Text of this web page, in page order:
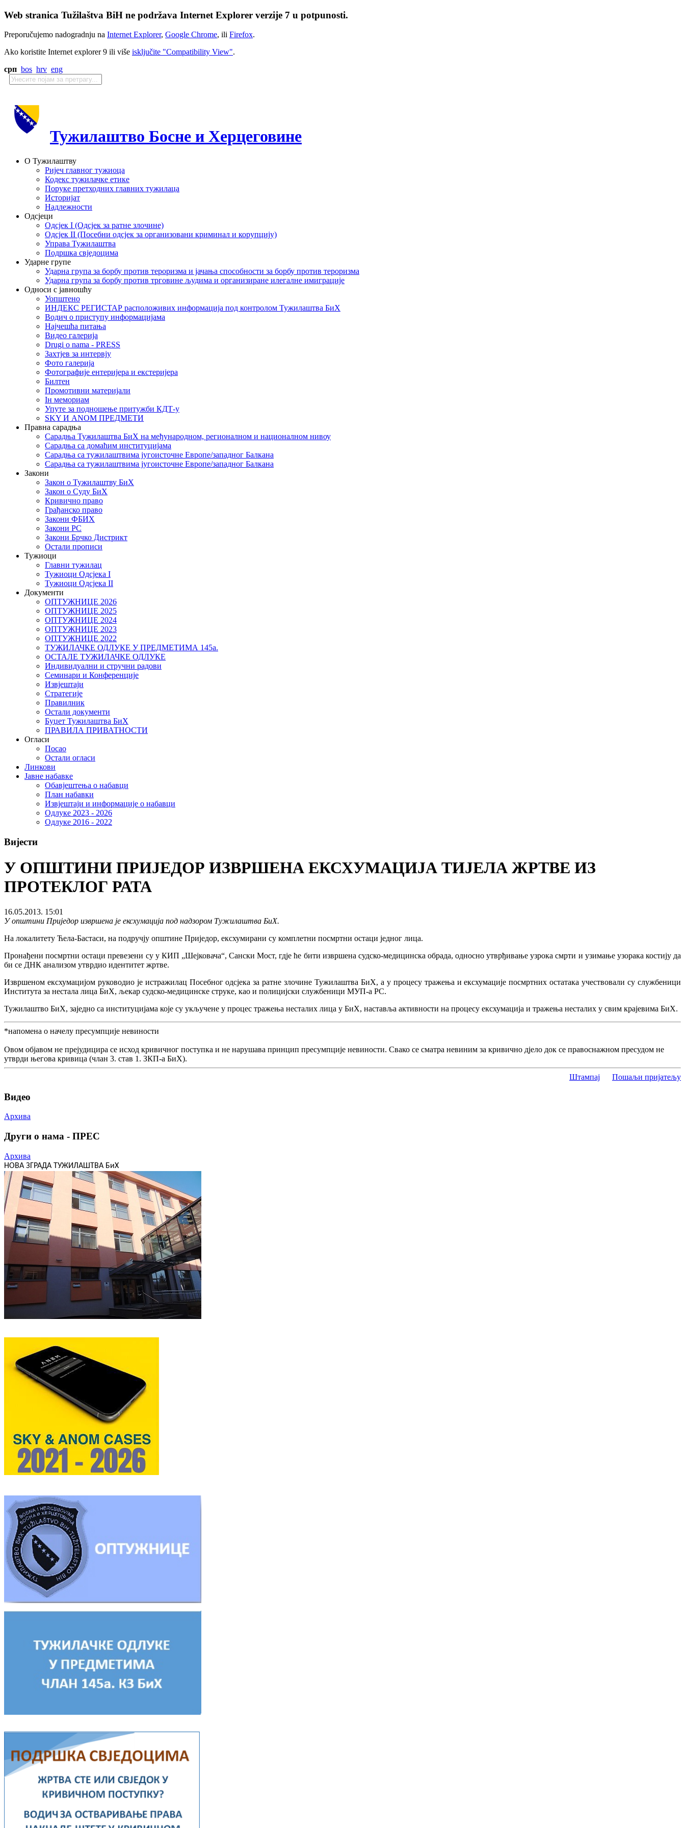
Web stranica Tužilaštva BiH ne podržava Internet Explorer verzije 7 u potpunosti.
Preporučujemo nadogradnju na Internet Explorer, Google Chrome, ili Firefox.
Ako koristite Internet explorer 9 ili više isključite "Compatibility View".
срп bos hrv eng
Тужилаштво Босне и Херцеговине
О Тужилаштву
Ријеч главног тужиоца
Кодекс тужилачке етике
Поруке претходних главних тужилаца
Историјат
Надлежности
Одсјеци
Одсјек I (Одсјек за ратне злочине)
Одсјек II (Посебни одсјек за организовани криминал и корупцију)
Управа Тужилаштва
Подршка свједоцима
Ударне групе
Ударна група за борбу против тероризма и јачања способности за борбу против тероризма
Ударна група за борбу против трговине људима и организиране илегалне имиграције
Односи с јавношћу
Уопштено
ИНДЕКС РЕГИСТАР расположивих информација под контролом Тужилаштва БиХ
Водич о приступу информацијама
Најчешћа питања
Видео галерија
Drugi o nama - PRESS
Захтјев за интервју
Фото галерија
Фотографије ентеријера и екстеријера
Билтен
Промотивни материјали
Iн мемориам
Упуте за подношење притужби КДТ-у
SKY И ANOM ПРЕДМЕТИ
Правна сарадња
Сарадња Тужилаштва БиХ на међународном, регионалном и националном нивоу
Сарадња са домаћим институцијама
Сарадња са тужилаштвима југоисточне Европе/западног Балкана
Сарадња са тужилаштвима југоисточне Европе/западног Балкана
Закони
Закон о Тужилаштву БиХ
Закон о Суду БиХ
Кривично право
Грађанско право
Закони ФБИХ
Закони РС
Закони Брчко Дистрикт
Остали прописи
Тужиоци
Главни тужилац
Тужиоци Oдсјекa I
Тужиоци Oдсјекa II
Документи
ОПТУЖНИЦЕ 2026
ОПТУЖНИЦЕ 2025
ОПТУЖНИЦЕ 2024
ОПТУЖНИЦЕ 2023
ОПТУЖНИЦЕ 2022
ТУЖИЛАЧКЕ ОДЛУКЕ У ПРЕДМЕТИМА 145а.
ОСТАЛЕ ТУЖИЛАЧКЕ ОДЛУКЕ
Индивидуални и стручни радови
Семинари и Конференције
Извјештаји
Стратегије
Правилник
Остали документи
Буџет Тужилаштва БиХ
ПРАВИЛА ПРИВАТНОСТИ
Огласи
Посао
Остали огласи
Линкови
Јавне набавке
Обавјештења о набавци
План набавки
Извјештаји и информације о набавци
Одлуке 2023 - 2026
Одлуке 2016 - 2022
Вијести
У ОПШТИНИ ПРИЈЕДОР ИЗВРШЕНА ЕКСХУМАЦИЈА ТИЈЕЛА ЖРТВЕ ИЗ
ПРОТЕКЛОГ РАТА
16.05.2013. 15:01
У општини Приједор извршена је ексхумација под надзором Тужилаштва БиХ.
На локалитету Ћела-Бастаси, на подручју општине Приједор, ексхумирани су комплетни посмртни остаци једног лица.
Пронађени посмртни остаци превезени су у КИП „Шејковача“, Сански Мост, гдје ће бити извршена судско-медицинска обрада, односно утврђивање узрока смрти и узимање узорака костију да
би се ДНК анализом утврдио идентитет жртве.
Извршеном ексхумацијом руководио је истражилац Посебног одсјека за ратне злочине Тужилаштва БиХ, а у процесу тражења и ексхумације посмртних остатака учествовали су службеници
Института за нестала лица БиХ, љекар судско-медицинске струке, као и полицијски службеници МУП-а РС.
Тужилаштво БиХ, заједно са институцијама које су укључене у процес тражења несталих лица у БиХ, наставља активности на процесу ексхумација и тражења несталих у свим крајевима БиХ.
*напомена о начелу пресумпције невиности
Овом објавом не прејудицира се исход кривичног поступка и не нарушава принцип пресумпције невиности. Свако се сматра невиним за кривично дјело док се правоснажном пресудом не
утврди његова кривица (члан 3. став 1. ЗКП-а БиХ).
Штампај Пошаљи пријатељу
Видео
Архива
Други о нама - ПРЕС
Архива
НОВА ЗГРАДА ТУЖИЛАШТВА БиХ